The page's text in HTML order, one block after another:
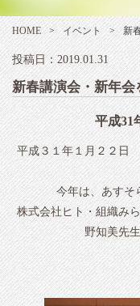
HOME > イベント > 新
投稿日：2019.01.31
新春講演会・新年会
平成31
平成３１年１月２２日
今年は、あす
株式会社ヒト・組織み
野知美先